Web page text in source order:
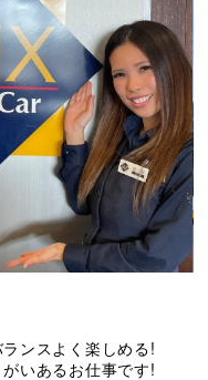
ンスよく楽しめる!
いあるお仕事です!